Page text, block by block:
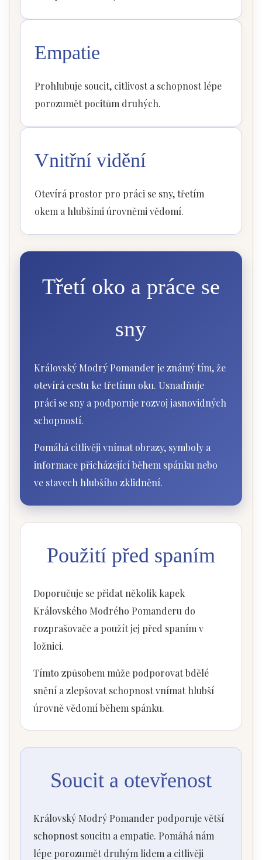
Empatie
Prohlubuje soucit, citlivost a schopnost lépe
porozumět pocitům druhých.
Vnitřní vidění
Otevírá prostor pro práci se sny, třetím
okem a hlubšími úrovněmi vědomí.
Třetí oko a práce se
sny
Královský Modrý Pomander je známý tím, že
otevírá cestu ke třetímu oku. Usnadňuje
práci se sny a podporuje rozvoj jasnovidných
schopností.
Pomáhá citlivěji vnímat obrazy, symboly a
informace přicházející během spánku nebo
ve stavech hlubšího zklidnění.
Použití před spaním
Doporučuje se přidat několik kapek
Královského Modrého Pomanderu do
rozprašovače a použít jej před spaním v
ložnici.
Tímto způsobem může podporovat bdělé
snění a zlepšovat schopnost vnímat hlubší
úrovně vědomí během spánku.
Soucit a otevřenost
Královský Modrý Pomander podporuje větší
schopnost soucitu a empatie. Pomáhá nám
lépe porozumět druhým lidem a citlivěji